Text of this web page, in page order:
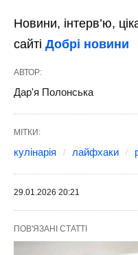
Новини, інтерв’ю,
сайті Добрі новини
АВТОР:
Дар'я Полонська
МІТКИ:
кулінарія лайфхаки
29.01.2026 20:21
ПОВ'ЯЗАНІ СТАТТІ